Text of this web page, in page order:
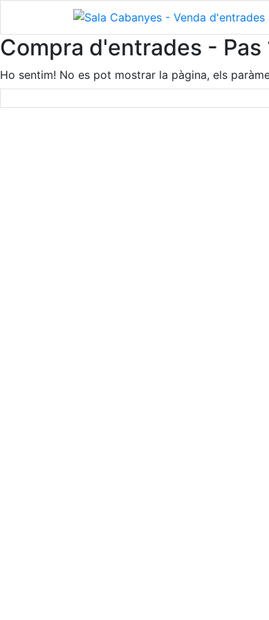
Compra d'entrades - Pas
Ho sentim! No es pot mostrar la pàgina, els